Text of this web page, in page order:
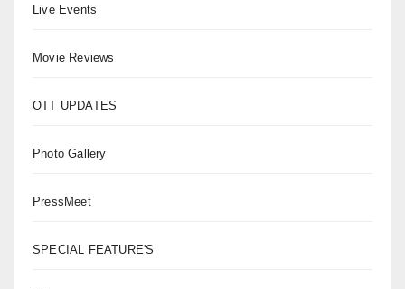
Live Events
Movie Reviews
OTT UPDATES
Photo Gallery
PressMeet
SPECIAL FEATURE'S